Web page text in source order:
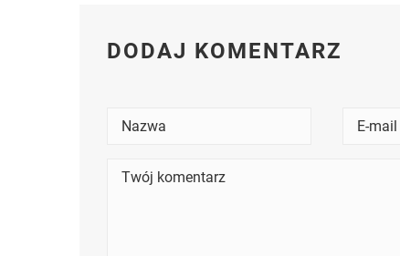
DODAJ KOMENTARZ